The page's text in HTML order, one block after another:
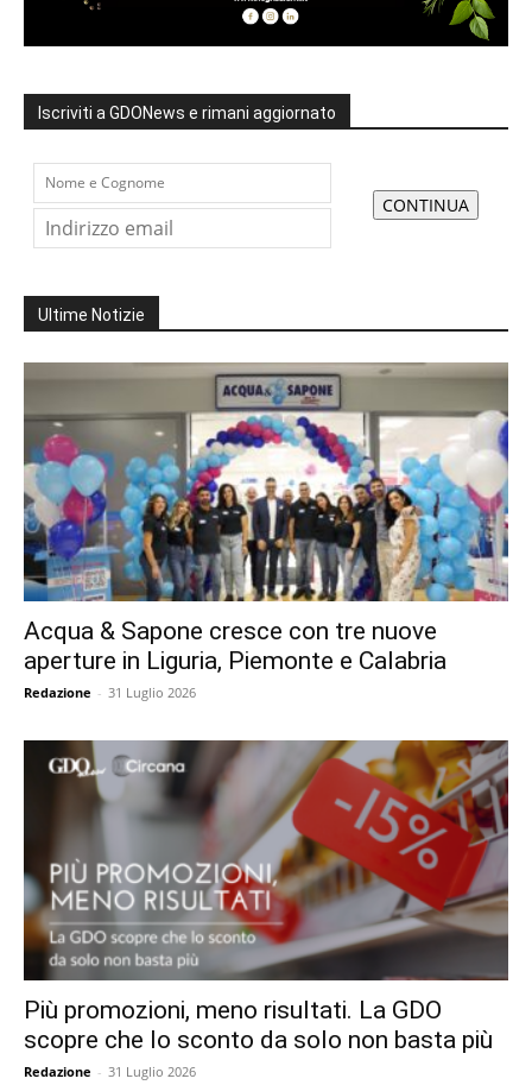
Iscriviti a GDONews e rimani aggiornato
Ultime Notizie
Acqua & Sapone cresce con tre nuove
aperture in Liguria, Piemonte e Calabria
Redazione - 31 Luglio 2026
Più promozioni, meno risultati. La GDO
scopre che lo sconto da solo non basta più
Redazione - 31 Luglio 2026